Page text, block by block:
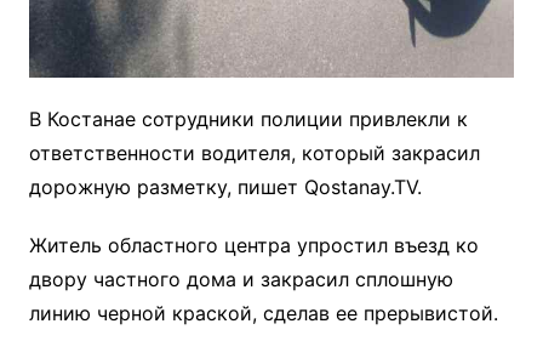
В Костанае сотрудники полиции привлекли к
ответственности водителя, который закрасил
дорожную разметку, пишет Qostanay.TV.
Житель областного центра упростил въезд ко
двору частного дома и закрасил сплошную
линию черной краской, сделав ее прерывистой.